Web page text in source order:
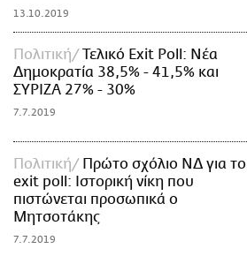
13.10.2019
Πολιτική
Τελικό Exit Poll: Nέα
Δημοκρατία 38,5% - 41,5% και
ΣΥΡΙΖΑ 27% - 30%
7.7.2019
Πολιτική
Πρώτο σχόλιο ΝΔ για τo
exit poll: Ιστορική νίκη που
πιστώνεται προσωπικά ο
Μητσοτάκης
7.7.2019